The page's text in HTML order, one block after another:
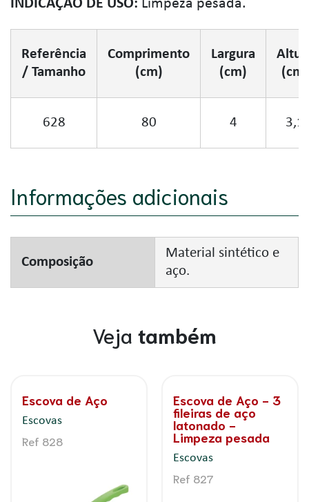
INDICAÇÃO DE USO: Limpeza pesada.
Referência
/ Tamanho
Comprimento
(cm)
Largura
(cm)
(cm)
628 80 4 3,1
Informações adicionais
Composição
Material sintético e
aço.
Veja também
Escova de Aço - 3
fileiras de aço
latonado -
Limpeza pesada
Escova de Aço - 6
Fileiras de aço
Latonado
Escovas
Ref 829